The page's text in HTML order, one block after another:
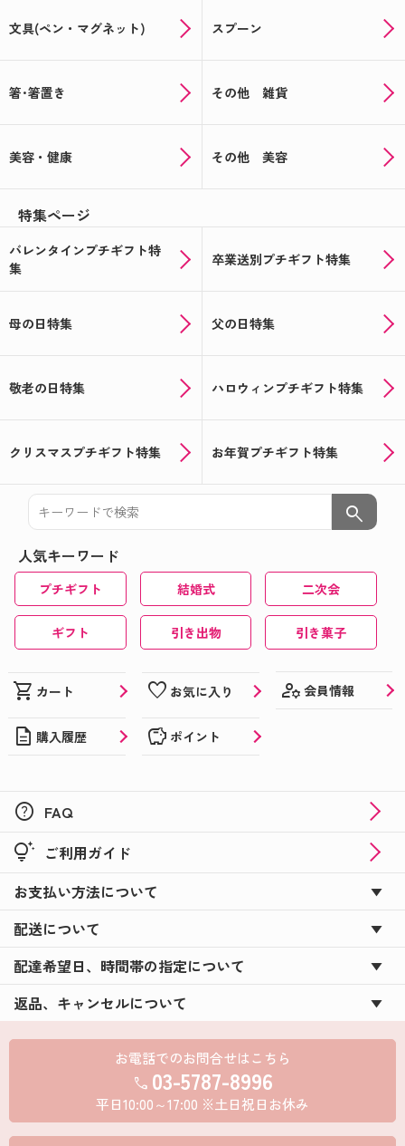
文具(ペン・マグネット) スプーン
箸･箸置き その他 雑貨
美容・健康 その他 美容
特集ページ
バレンタインプチギフト特
集
卒業送別プチギフト特集
母の日特集 父の日特集
敬老の日特集 ハロウィンプチギフト特集
クリスマスプチギフト特集 お年賀プチギフト特集
search
人気キーワード
プチギフト 結婚式 二次会
ギフト 引き出物 引き菓子
shopping_cart カート favorite お気に入り manage_accounts 会員情報
description 購入履歴 savings ポイント
help FAQ
tips_and_updates ご利用ガイド
お支払い方法について
配送について
配達希望日、時間帯の指定について
返品、キャンセルについて
お電話でのお問合せはこちら
call 03-5787-8996
平日10:00～17:00 ※土日祝日お休み